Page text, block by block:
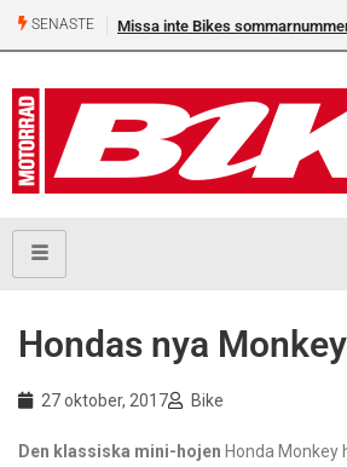
SENASTE Missa inte Bikes
Hondas nya
27 oktober, 2017 Bike
Den klassiska mini-hojen Honda